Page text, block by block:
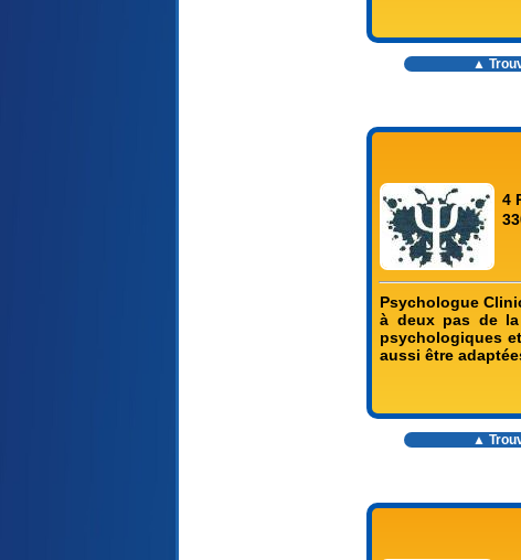
▲
4
Psychologue
à deux pas de
psychologiques
aussi être
▲